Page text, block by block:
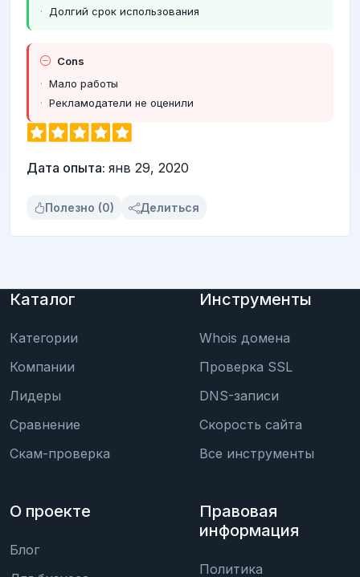
Долгий срок использования
Cons
Мало работы
Рекламодатели не оценили
Дата опыта: янв 29, 2020
Полезно (0) Делиться
Каталог
Категории
Компании
Лидеры
Сравнение
Скам-проверка
Инструменты
Whois домена
Проверка SSL
DNS-записи
Скорость сайта
Все инструменты
О проекте
Блог
Правовая
информация
Политика